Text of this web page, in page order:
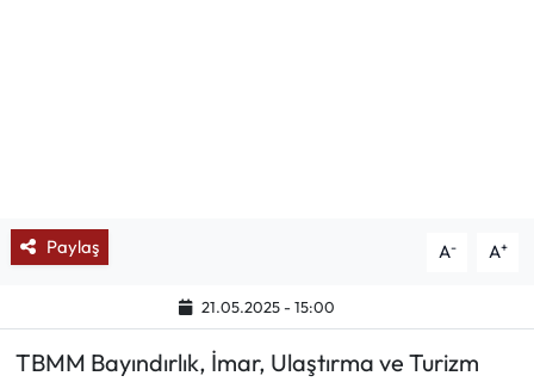
Paylaş A- A+
21.05.2025 - 15:00
TBMM Bayındırlık, İmar, Ulaştırma ve Turizm
Ekonomi